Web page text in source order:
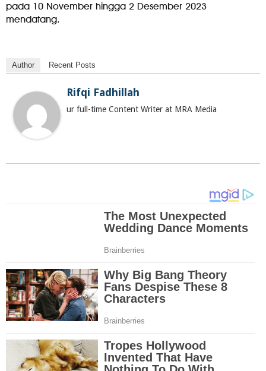
pada 10 November hingga 2 Desember 2023
mendatang.
Author Recent Posts
Rifqi Fadhillah
ur full-time Content Writer at MRA Media